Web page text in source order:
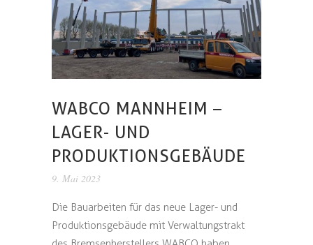
WABCO MANNHEIM –
LAGER- UND
PRODUKTIONSGEBÄUDE
9. Mai 2023
Die Bauarbeiten für das neue Lager- und
Produktionsgebäude mit Verwaltungstrakt